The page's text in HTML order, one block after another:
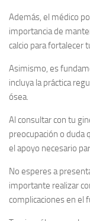
Además, el médico
importancia de
calcio para fortalecer
Asimismo, es
incluya la práctica
ósea.
Al consultar con tu
preocupación o duda
el apoyo necesario
No esperes a
importante realizar
complicaciones en el